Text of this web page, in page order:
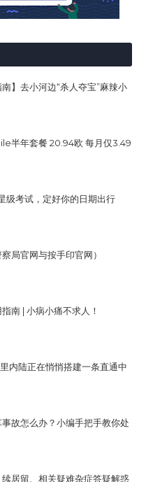
南】去小河边“杀人夺宝”麻辣小
半年套餐 20.94欧 每月仅3.49
级考试，定好你的日期出行
局官网与按手印官网）
南 | 小病小痛不求人！
内陆正在悄悄搭建一条直通中
故怎么办？小编手把手教你处
居留、相关疑难杂症答疑解惑